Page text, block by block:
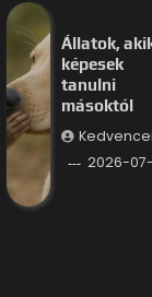
Állatok,
képesek
tanulni
másoktól
2026-